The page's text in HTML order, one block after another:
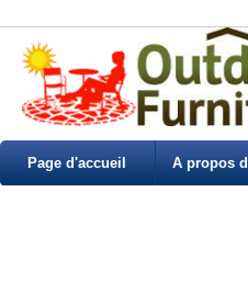
Page d'accueil A propos